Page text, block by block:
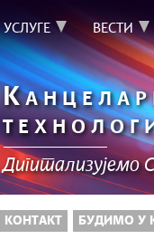
УСЛУГЕ ВЕСТИ
К
Дигитализујемо
КОНТАКТ БУДИМО У